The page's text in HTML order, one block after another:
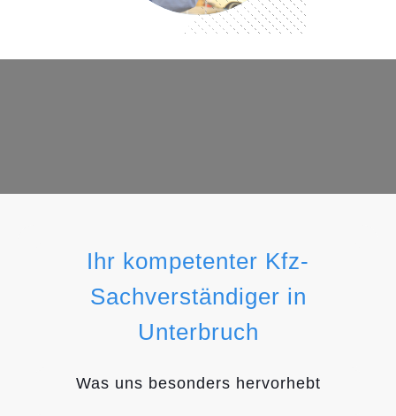
Ihr kompetenter Kfz-
Sachverständiger in
Unterbruch
Was uns besonders hervorhebt